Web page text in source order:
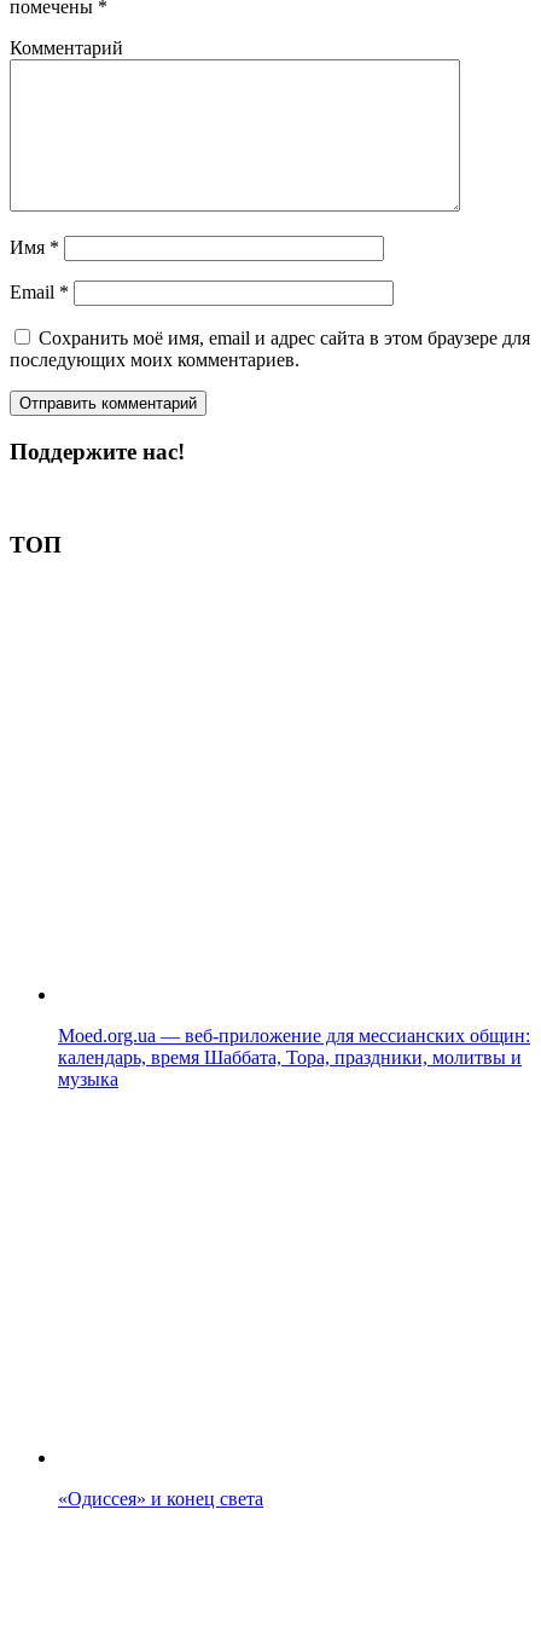
помечены *
Комментарий
Имя *
Email *
Сохранить моё имя, email и адрес сайта в этом браузере для
последующих моих комментариев.
Поддержите нас!
ТОП
Moed.org.ua — веб-приложение для мессианских общин:
календарь, время Шаббата, Тора, праздники, молитвы и
музыка
«Одиссея» и конец света